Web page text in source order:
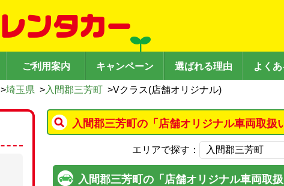
ご利用案内 キャンペーン 選ばれる理由 よく
>埼玉県 >入間郡三芳町 >Vクラス(店舗オリジナル)
入間郡三芳町の「店舗オリジナル車両取扱
エリアで探す：
入間郡三芳町の「店舗オリジナル車両取